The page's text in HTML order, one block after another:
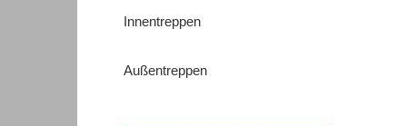
Innentreppen
Außentreppen